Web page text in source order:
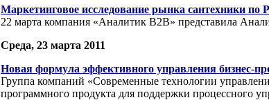
Маркетинговое исследование рынка сантехники по
22 марта компания «Аналитик В2В» представила
Среда, 23 марта 2011
Новая формула эффективного управления бизнес-
Группа компаний «Современные технологии
программного продукта для поддержки процессного